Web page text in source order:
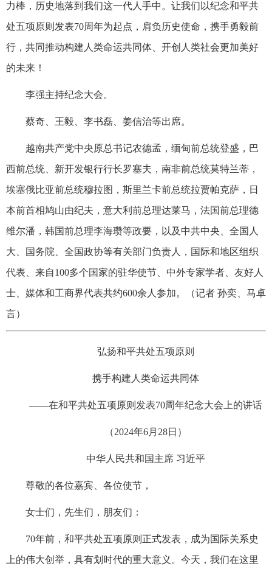
力棒，历史地落到我们这一代人手中。让我们以纪念和平共
处五项原则发表70周年为起点，肩负历史使命，携手勇毅前
行，共同推动构建人类命运共同体、开创人类社会更加美好
的未来！
李强主持纪念大会。
蔡奇、王毅、李书磊、姜信治等出席。
越南共产党中央原总书记农德孟，缅甸前总统登盛，巴
西前总统、新开发银行行长罗塞夫，南非前总统莫特兰蒂，
埃塞俄比亚前总统穆拉图，斯里兰卡前总统拉贾帕克萨，日
本前首相鸠山由纪夫，意大利前总理达莱马，法国前总理德
维尔潘，韩国前总理李海瓒等政要，以及中共中央、全国人
大、国务院、全国政协等有关部门负责人，国际和地区组织
代表、来自100多个国家的驻华使节、中外专家学者、友好人
士、媒体和工商界代表共约600余人参加。（记者 孙奕、马卓
言）
弘扬和平共处五项原则
携手构建人类命运共同体
——在和平共处五项原则发表70周年纪念大会上的讲话
（2024年6月28日）
中华人民共和国主席 习近平
尊敬的各位嘉宾、各位使节，
女士们，先生们，朋友们：
70年前，和平共处五项原则正式发表，成为国际关系史
上的伟大创举，具有划时代的重大意义。今天，我们在这里